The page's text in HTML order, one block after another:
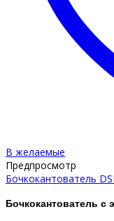
В желаемые
Предпросмотр
Бочкокантователь
Бочкокантователь с